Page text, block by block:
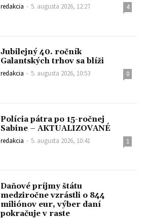
redakcia - 5. augusta 2026, 12:27 4
Jubilejný 40. ročník
Galantských trhov sa blíži
redakcia - 5. augusta 2026, 10:53 0
Polícia pátra po 15-ročnej
Sabine – AKTUALIZOVANÉ
redakcia - 5. augusta 2026, 10:41 1
Daňové príjmy štátu
medziročne vzrástli o 844
miliónov eur, výber daní
pokračuje v raste